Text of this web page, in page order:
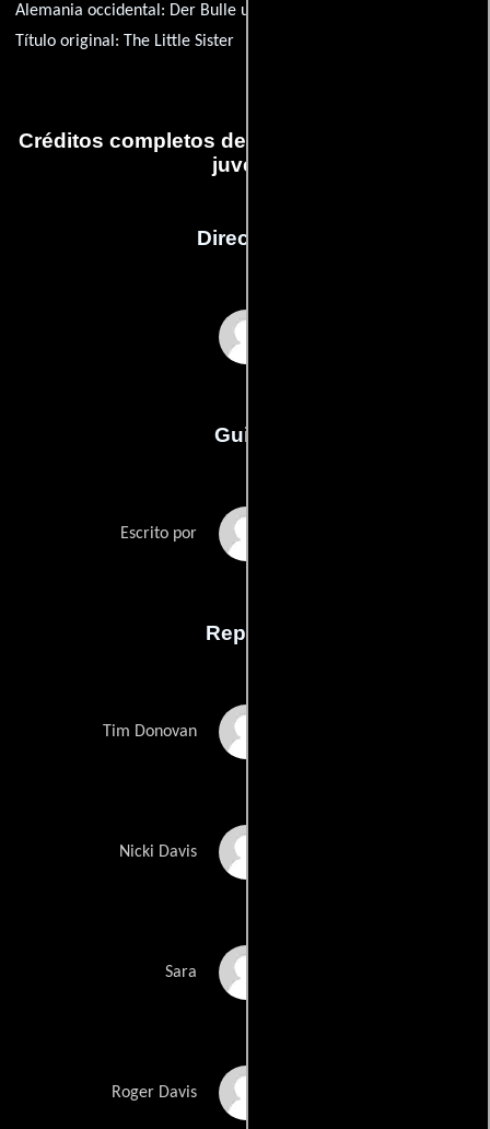
Alemania occidental: Der Bulle und das Streetgirl
Título original: The Little Sister
Créditos completos de la película Corrupción
juvenil
Dirección
Guión
Escrito por
Reparto
Tim Donovan
Nicki Davis
Sara
Roger Davis